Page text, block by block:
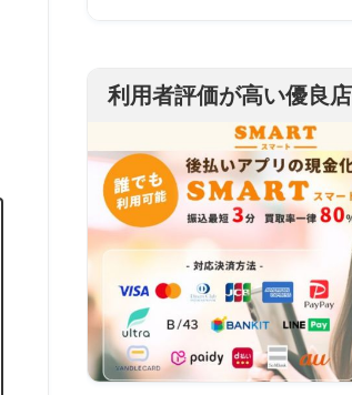
利用者評価が高い優良店